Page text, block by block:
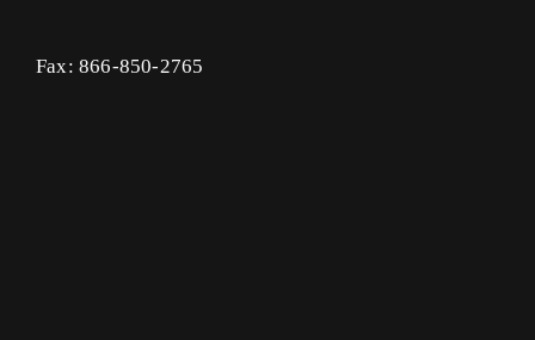
Fax: 866-850-2765